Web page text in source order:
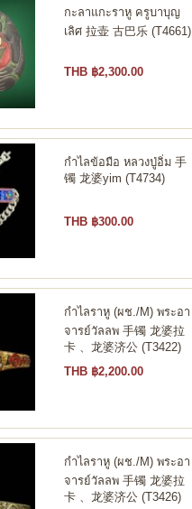
กะลาแกะราหู ครูบาบุญ
เลิศ 拉壶 古巴乐 (T4661)
THB ฿2,300.00
กำไลข้อมือ หลวงปู่อิ่ม 手
镯 龙婆yim (T4734)
THB ฿300.00
กำไลราหู (ผช./M) พระอา
จารย์วัลลพ 手镯 龙婆拉
卡 、龙婆济公 (T3422)
THB ฿2,200.00
กำไลราหู (ผช./M) พระอา
จารย์วัลลพ 手镯 龙婆拉
卡 、龙婆济公 (T3426)